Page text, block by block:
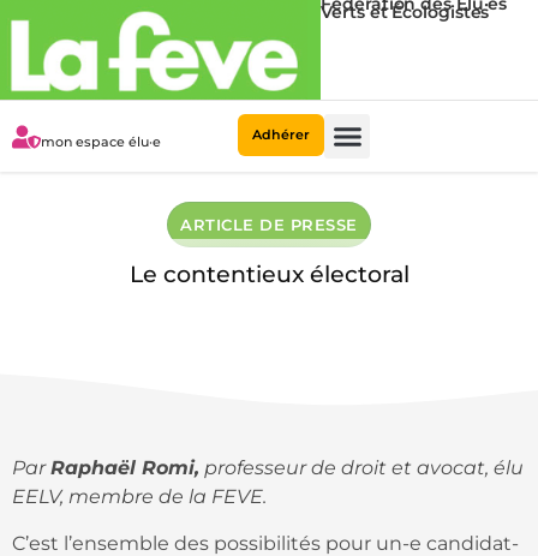
Verts et Écologistes
mon espace élu·e Adhérer
ARTICLE DE PRESSE
Le contentieux électoral
ParRaphaël Romi, professeur de droit et avocat, élu
EELV, membre de la FEVE.
C’est l’ensemble des possibilités pour un-e candidat-